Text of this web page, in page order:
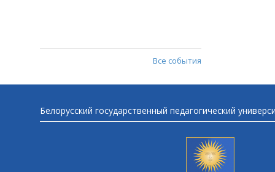
Все события
Белорусский государственный педагогический